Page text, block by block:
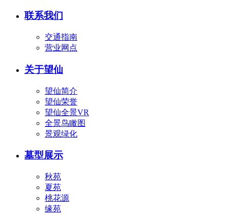
联系我们
交通指南
营业网点
关于望仙
望仙简介
望仙荣誉
望仙全景VR
全景鸟瞰图
景观绿化
墓型展示
秋苑
夏苑
桃花源
缘苑